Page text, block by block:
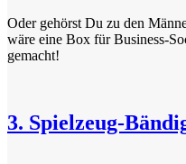
Oder gehörst Du zu den
wäre eine Box für Business-
gemacht!
3. Spielzeug-